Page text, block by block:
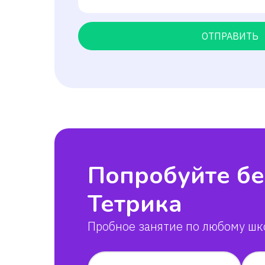
ОТПРАВИТЬ
Попробуйте
Тетрика
Пробное занятие по любому